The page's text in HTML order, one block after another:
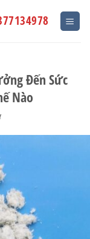
Đến Sức
Nào